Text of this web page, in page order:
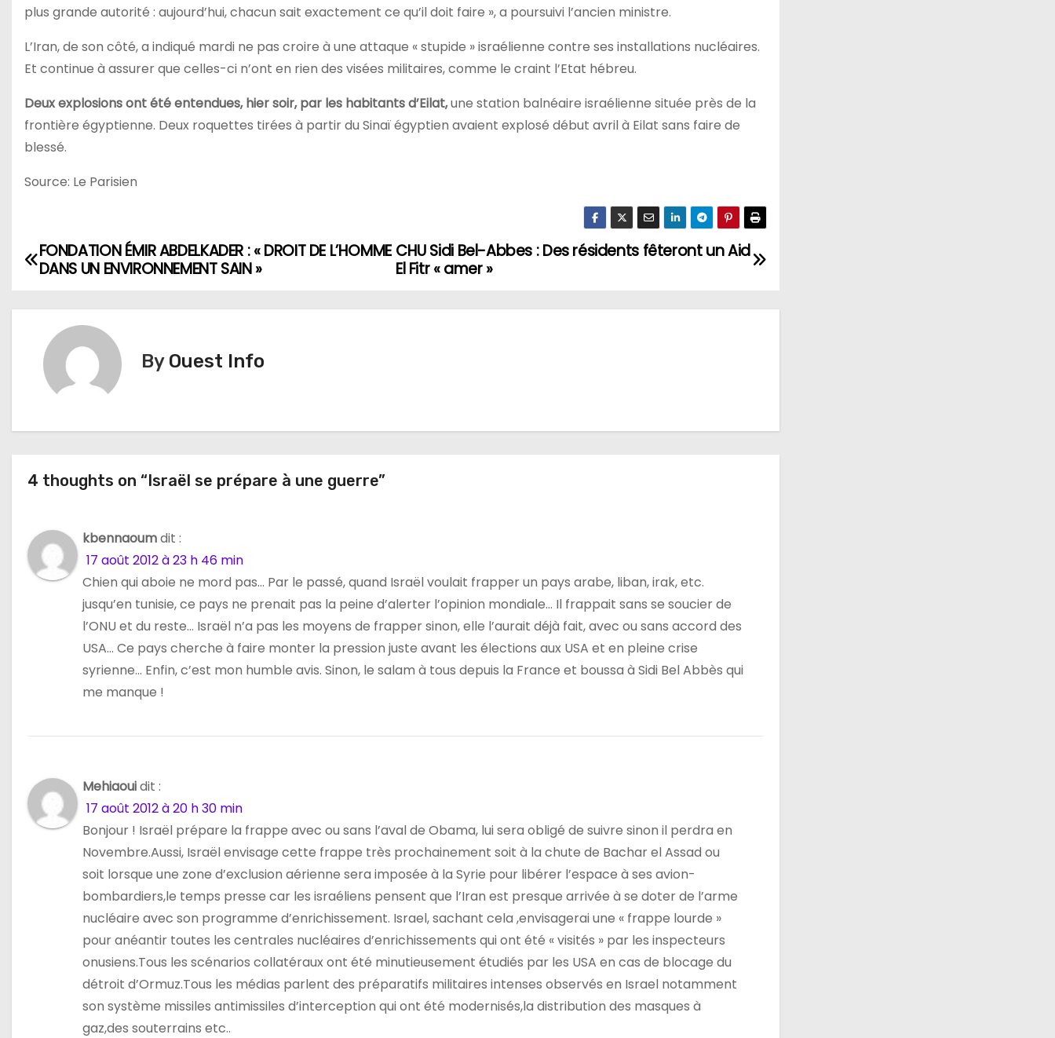
plus grande autorité : aujourd’hui, chacun sait exactement ce qu’il doit faire », a poursuivi l’ancien ministre.
L’Iran, de son côté, a indiqué mardi ne pas croire à une attaque « stupide » israélienne contre ses installations nucléaires.
Et continue à assurer que celles-ci n’ont en rien des visées militaires, comme le craint l’Etat hébreu.
Deux explosions ont été entendues, hier soir, par les habitants d’Eilat,une station balnéaire israélienne située près de la
frontière égyptienne. Deux roquettes tirées à partir du Sinaï égyptien avaient explosé début avril à Eilat sans faire de
blessé.
Source: Le Parisien
N
i
n
d
t
i
CHU Sidi Bel-Abbes : Des résidents fêteront un Aid
El Fitr « amer »
FONDATION ÉMIR ABDELKADER : « DROIT DE L’HOMME
DANS UN ENVIRONNEMENT SAIN »
By Ouest Info
4 thoughts on “Israël se prépare à une guerre”
kbennaoumdit :
17 août 2012 à 23 h 46 min
Chien qui aboie ne mord pas… Par le passé, quand Israël voulait frapper un pays arabe, liban, irak, etc.
jusqu’en tunisie, ce pays ne prenait pas la peine d’alerter l’opinion mondiale… Il frappait sans se soucier de
l’ONU et du reste… Israël n’a pas les moyens de frapper sinon, elle l’aurait déjà fait, avec ou sans accord des
USA… Ce pays cherche à faire monter la pression juste avant les élections aux USA et en pleine crise
syrienne… Enfin, c’est mon humble avis. Sinon, le salam à tous depuis la France et boussa à Sidi Bel Abbès qui
me manque !
Mehiaouidit :
17 août 2012 à 20 h 30 min
Bonjour ! Israël prépare la frappe avec ou sans l’aval de Obama, lui sera obligé de suivre sinon il perdra en
Novembre.Aussi, Israël envisage cette frappe très prochainement soit à la chute de Bachar el Assad ou
soit lorsque une zone d’exclusion aérienne sera imposée à la Syrie pour libérer l’espace à ses avion-
bombardiers,le temps presse car les israéliens pensent que l’Iran est presque arrivée à se doter de l’arme
nucléaire avec son programme d’enrichissement. Israel, sachant cela ,envisagerai une « frappe lourde »
pour anéantir toutes les centrales nucléaires d’enrichissements qui ont été « visités » par les inspecteurs
onusiens.Tous les scénarios collatéraux ont été minutieusement étudiés par les USA en cas de blocage du
détroit d’Ormuz.Tous les médias parlent des préparatifs militaires intenses observés en Israel notamment
son système missiles antimissiles d’interception qui ont été modernisés,la distribution des masques à
gaz,des souterrains etc..